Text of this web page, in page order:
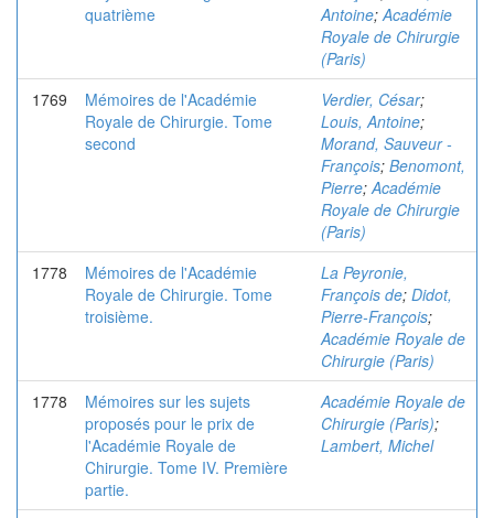
quatrième
Antoine;Académie
Royale de Chirurgie
(Paris)
1769
Mémoires de l'Académie
Royale de Chirurgie. Tome
second
Verdier, César;
Louis, Antoine;
Morand, Sauveur -
François; Benomont,
Pierre;Académie
Royale de Chirurgie
(Paris)
1778
Mémoires de l'Académie
Royale de Chirurgie. Tome
troisième.
La Peyronie,
François de; Didot,
Pierre-François;
Académie Royale de
Chirurgie (Paris)
1778
Mémoires sur les sujets
proposés pour le prix de
l'Académie Royale de
Chirurgie. Tome IV. Première
partie.
Académie Royale de
Chirurgie (Paris);
Lambert, Michel